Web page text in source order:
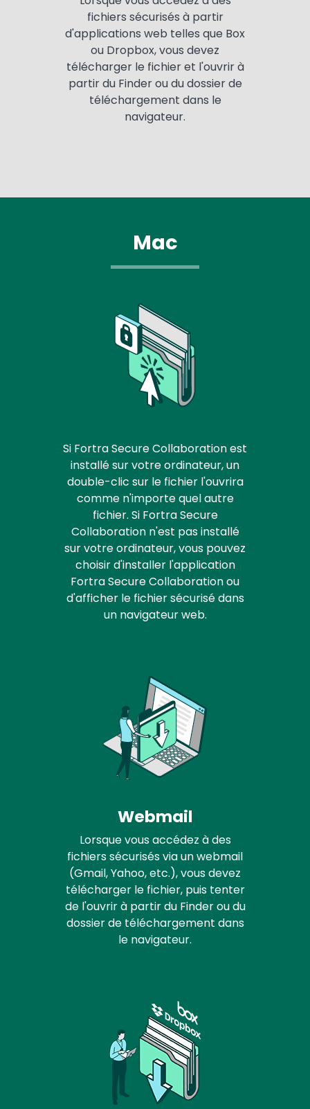
fichiers sécurisés à partir
d'applications web telles que Box
ou Dropbox, vous devez
télécharger le fichier et l'ouvrir à
partir du Finder ou du dossier de
téléchargement dans le
navigateur.
Mac
Si Fortra Secure Collaboration est
installé sur votre ordinateur, un
double-clic sur le fichier l'ouvrira
comme n'importe quel autre
fichier. Si Fortra Secure
Collaboration n'est pas installé
sur votre ordinateur, vous pouvez
choisir d'installer l'application
Fortra Secure Collaboration ou
d'afficher le fichier sécurisé dans
un navigateur web.
Webmail
Lorsque vous accédez à des
fichiers sécurisés via un webmail
(Gmail, Yahoo, etc.), vous devez
télécharger le fichier, puis tenter
de l'ouvrir à partir du Finder ou du
dossier de téléchargement dans
le navigateur.